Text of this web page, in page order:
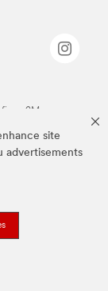
site
advertisements
3M.